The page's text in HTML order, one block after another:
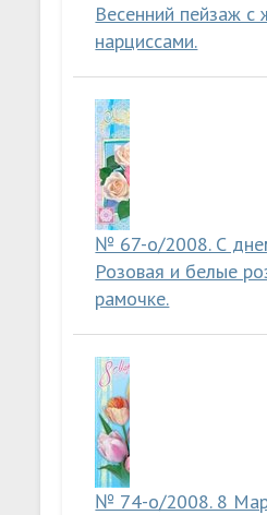
Весенний пейзаж с
нарциссами.
№ 67-о/2008. С
Розовая и белые
рамочке.
№ 74-о/2008. 8